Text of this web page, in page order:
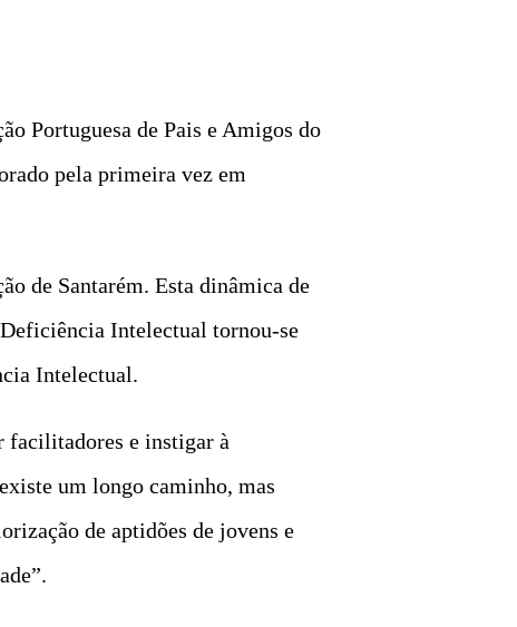
Portuguesa de Pais e Amigos do
pela primeira vez em
de Santarém. Esta dinâmica de
Deficiência Intelectual tornou-se
Intelectual.
facilitadores e instigar à
um longo caminho, mas
de aptidões de jovens e